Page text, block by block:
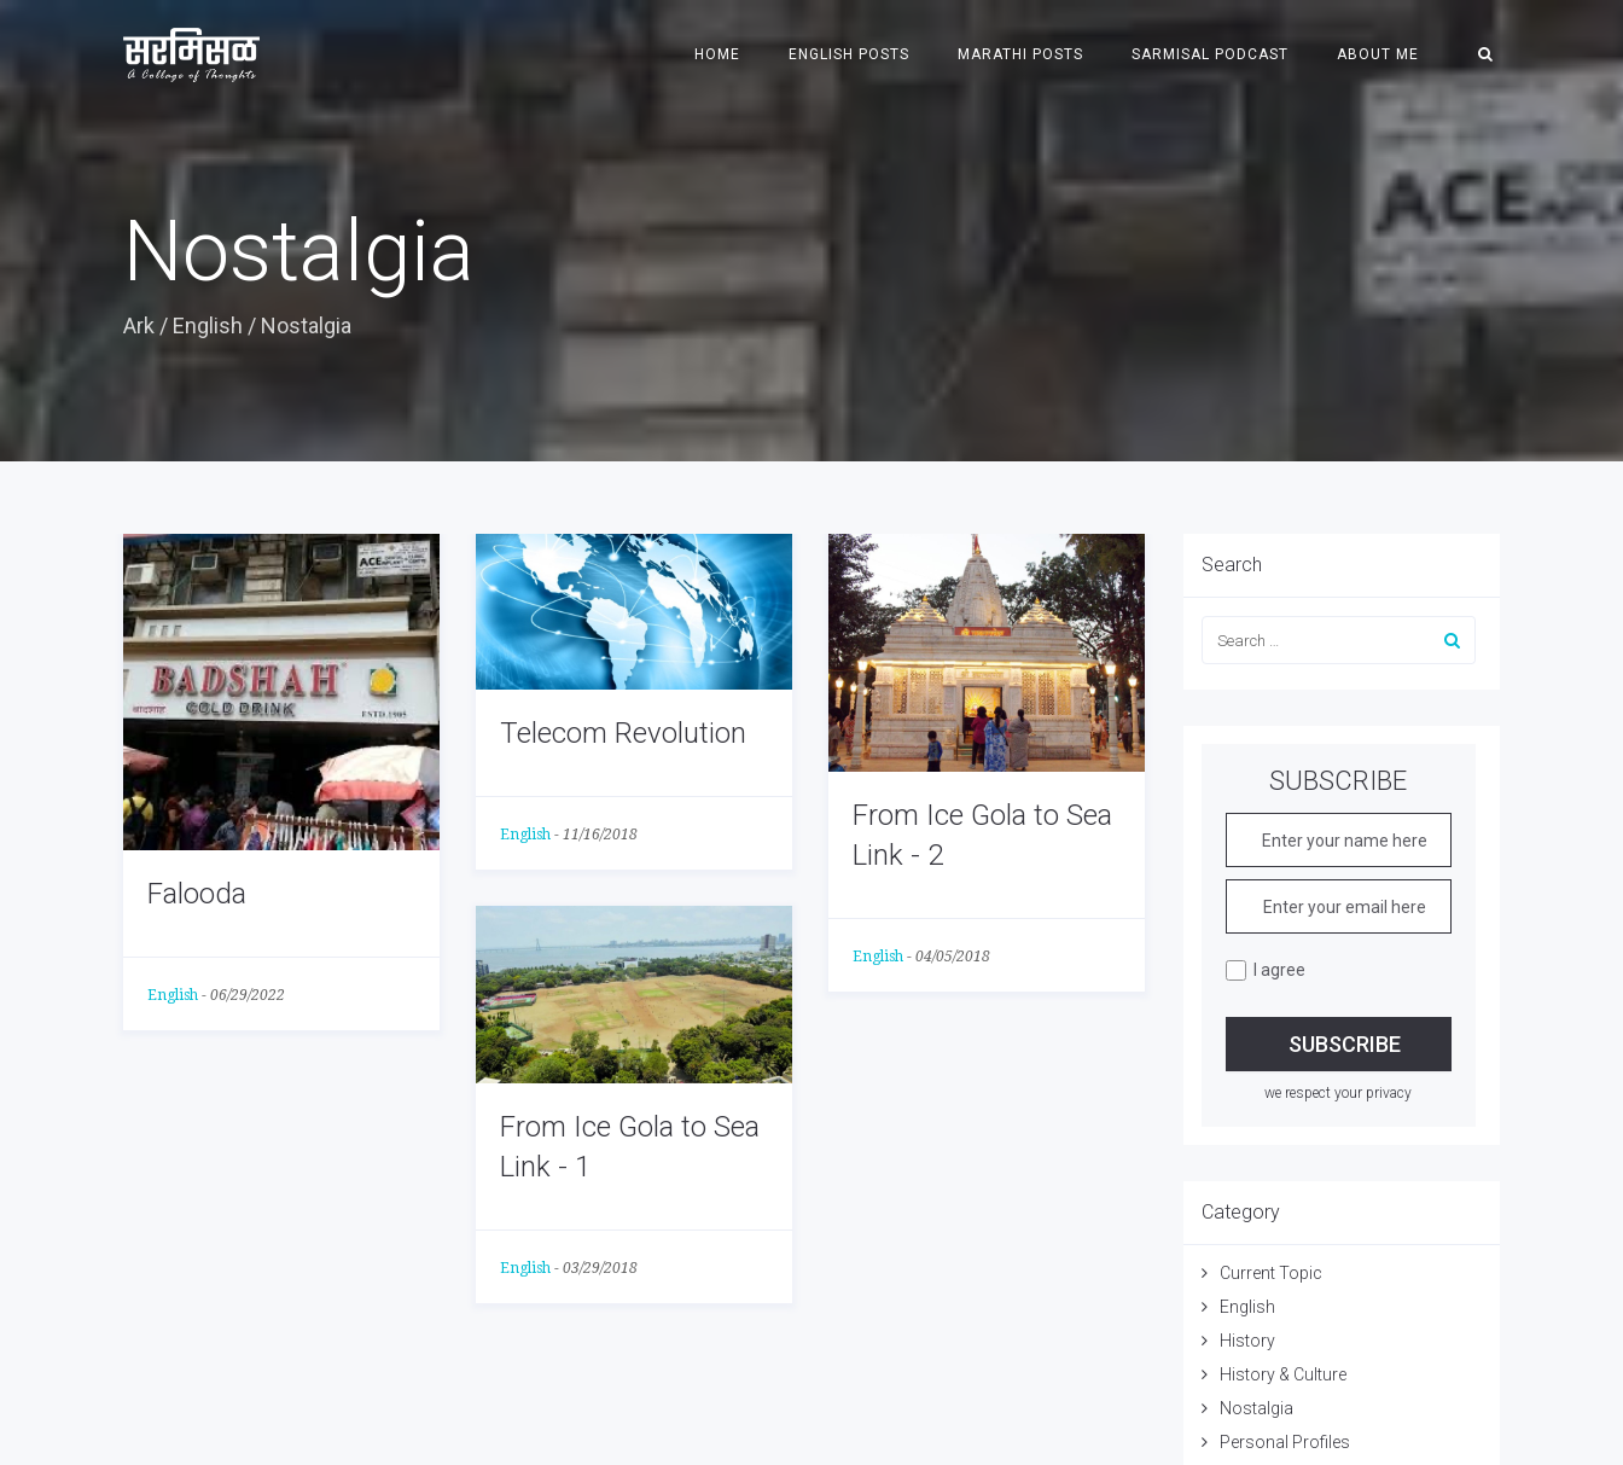
HOME ENGLISH POSTS MARATHI POSTS SARMISAL PODCAST ABOUT ME
Nostalgia
Ark / English / Nostalgia
Falooda
English - 06/29/2022
Telecom Revolution
English- 11/16/2018
From Ice Gola to Sea
Link - 2
English- 04/05/2018
From Ice Gola to Sea
Link - 1
English- 03/29/2018
Search
SUBSCRIBE
I agree
we respect your privacy
Category
Current Topic
English
History
History & Culture
Nostalgia
Personal Profiles